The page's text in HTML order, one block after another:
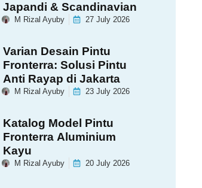
Japandi & Scandinavian
M Rizal Ayuby 27 July 2026
Varian Desain Pintu
Fronterra: Solusi Pintu
Anti Rayap di Jakarta
M Rizal Ayuby 23 July 2026
Katalog Model Pintu
Fronterra Aluminium
Kayu
M Rizal Ayuby 20 July 2026